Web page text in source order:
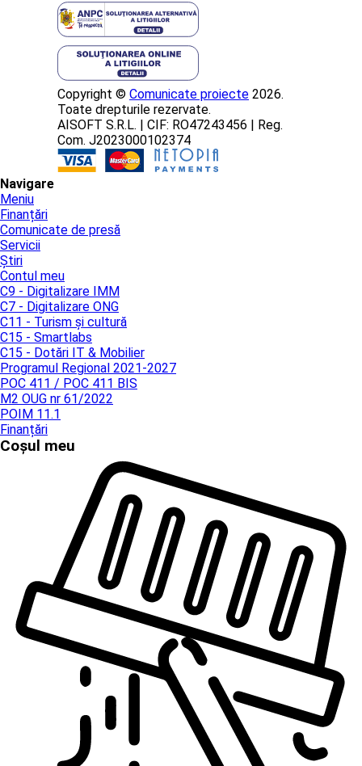
Copyright © Comunicate proiecte 2026.
Toate drepturile rezervate.
AISOFT S.R.L. | CIF: RO47243456 | Reg.
Com. J2023000102374
Navigare
Meniu
Finanțări
Comunicate de presă
Servicii
Știri
Contul meu
C9 - Digitalizare IMM
C7 - Digitalizare ONG
C11 - Turism și cultură
C15 - Smartlabs
C15 - Dotări IT & Mobilier
Programul Regional 2021-2027
POC 411 / POC 411 BIS
M2 OUG nr 61/2022
POIM 11.1
Finanțări
Coșul meu